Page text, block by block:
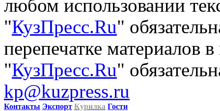
любом использовании
"КузПресс.Ru"
перепечатке материалов
"КузПресс.Ru"
kp@kuzpress.ru
Контакты Экспорт Курилка Гости